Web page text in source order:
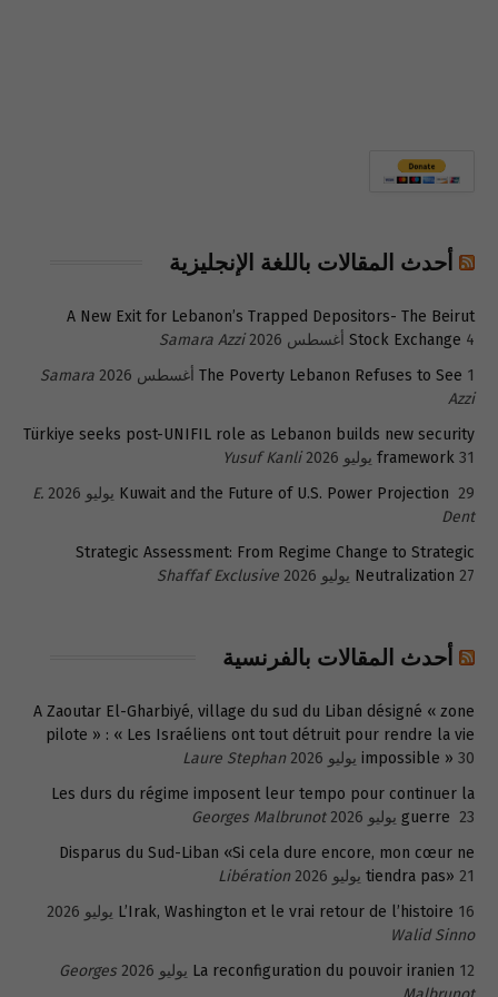
أحدث المقالات باللغة الإنجليزية
A New Exit for Lebanon’s Trapped Depositors- The Beirut
Stock Exchange 4 أغسطس 2026
Samara Azzi
The Poverty Lebanon Refuses to See 1 أغسطس 2026
Samara
Azzi
Türkiye seeks post-UNIFIL role as Lebanon builds new security
framework 31 يوليو 2026
Yusuf Kanli
Kuwait and the Future of U.S. Power Projection 29 يوليو 2026
E.
Dent
Strategic Assessment: From Regime Change to Strategic
Neutralization 27 يوليو 2026 Shaffaf Exclusive
أحدث المقالات بالفرنسية
A Zaoutar El-Gharbiyé, village du sud du Liban désigné « zone
pilote » : « Les Israéliens ont tout détruit pour rendre la vie
impossible » 30 يوليو 2026
Laure Stephan
Les durs du régime imposent leur tempo pour continuer la
guerre 23 يوليو 2026
Georges Malbrunot
Disparus du Sud-Liban «Si cela dure encore, mon cœur ne
tiendra pas» 21 يوليو 2026
Libération
L’Irak, Washington et le vrai retour de l’histoire 16 يوليو 2026
Walid Sinno
La reconfiguration du pouvoir iranien 12 يوليو 2026
Georges